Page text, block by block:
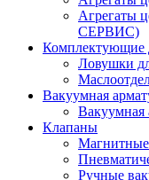
Агрегаты
СЕРВИС)
Комплектующие
Ловушки
Вакуумная
Вакуумная
Клапаны
Ручные